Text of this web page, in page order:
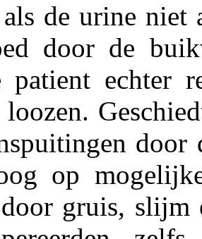
de urine niet
door de
patient echter
loozen.
door
op
gruis, slijm